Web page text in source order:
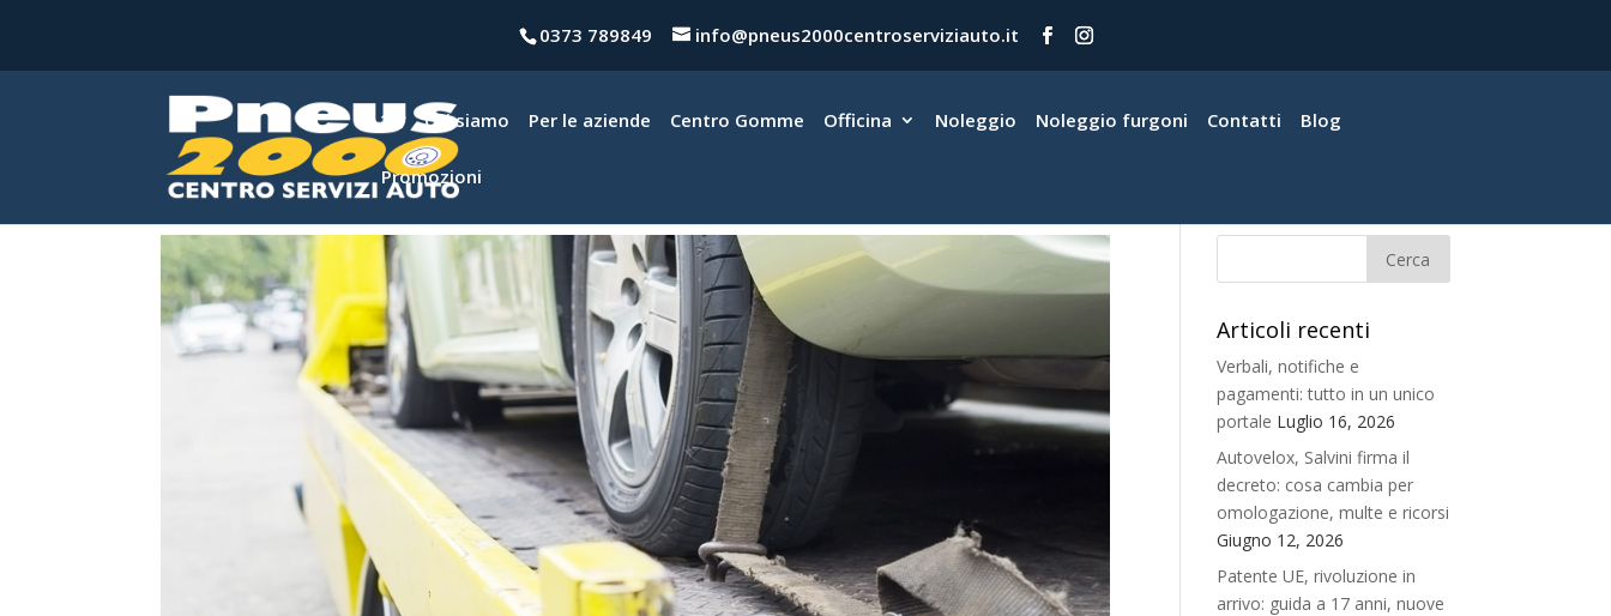
0373 789849 info@pneus2000centroserviziauto.it
Chi siamo Per le aziende Centro Gomme Officina Noleggio Noleggio furgoni Contatti Blog
Promozioni
Articoli recenti
Verbali, notifiche e
pagamenti: tutto in un unico
portale Luglio 16, 2026
Autovelox, Salvini firma il
decreto: cosa cambia per
omologazione, multe e ricorsi
Giugno 12, 2026
Patente UE, rivoluzione in
arrivo: guida a 17 anni, nuove